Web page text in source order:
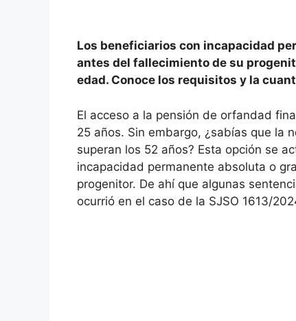
Los beneficiarios con incapacidad
antes del fallecimiento de su
edad. Conoce los requisitos y la
El acceso a la pensión de orfandad
25 años. Sin embargo, ¿sabías que la
superan los 52 años? Esta opción se
incapacidad permanente absoluta o
progenitor. De ahí que algunas
ocurrió en el caso de la SJSO 1613/